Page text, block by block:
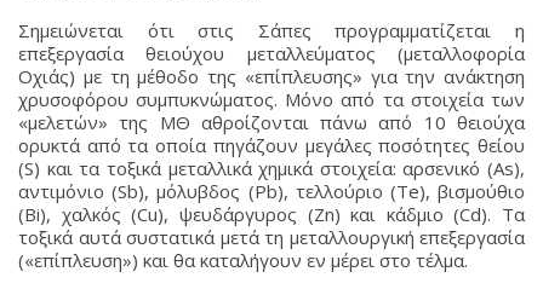
Σημειώνεται ότι στις Σάπες προγραμματίζεται η
επεξεργασία θειούχου μεταλλεύματος (μεταλλοφορία
Οχιάς) με τη μέθοδο της «επίπλευσης» για την ανάκτηση
χρυσοφόρου συμπυκνώματος. Μόνο από τα στοιχεία των
«μελετών» της ΜΘ αθροίζονται πάνω από 10 θειούχα
ορυκτά από τα οποία πηγάζουν μεγάλες ποσότητες θείου
(S) και τα τοξικά μεταλλικά χημικά στοιχεία: αρσενικό (As),
αντιμόνιο (Sb), μόλυβδος (Pb), τελλούριο (Te), βισμούθιο
(Bi), χαλκός (Cu), ψευδάργυρος (Zn) και κάδμιο (Cd). Τα
τοξικά αυτά συστατικά μετά τη μεταλλουργική επεξεργασία
(«επίπλευση») και θα καταλήγουν εν μέρει στο τέλμα.